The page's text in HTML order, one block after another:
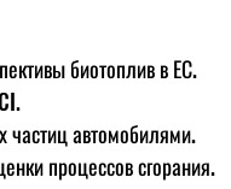
биотоплив в ЕС.
частиц автомобилями.
процессов сгорания.